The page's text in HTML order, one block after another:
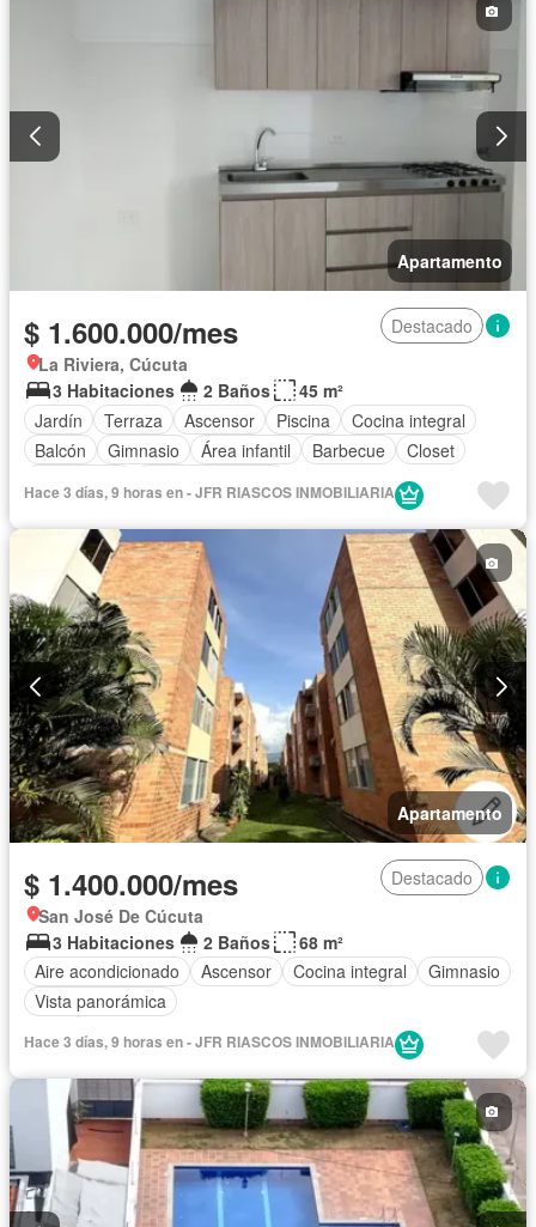
Apartamento
$ 1.600.000/mes
Destacado
La Riviera, Cúcuta
3 Habitaciones
2 Baños
45 m²
Jardín
Terraza Ascensor Piscina
Cocina integral
Balcón
Gimnasio Área infantil Barbecue
Closet
Hace 3 días, 9 horas en - JFR RIASCOS INMOBILIARIA
Apartamento
$ 1.400.000/mes
Destacado
San José De Cúcuta
3 Habitaciones
2 Baños
68 m²
Aire acondicionado
Ascensor Cocina integral
Gimnasio
Vista panorámica
Hace 3 días, 9 horas en - JFR RIASCOS INMOBILIARIA